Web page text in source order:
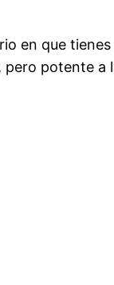
en que
potente a